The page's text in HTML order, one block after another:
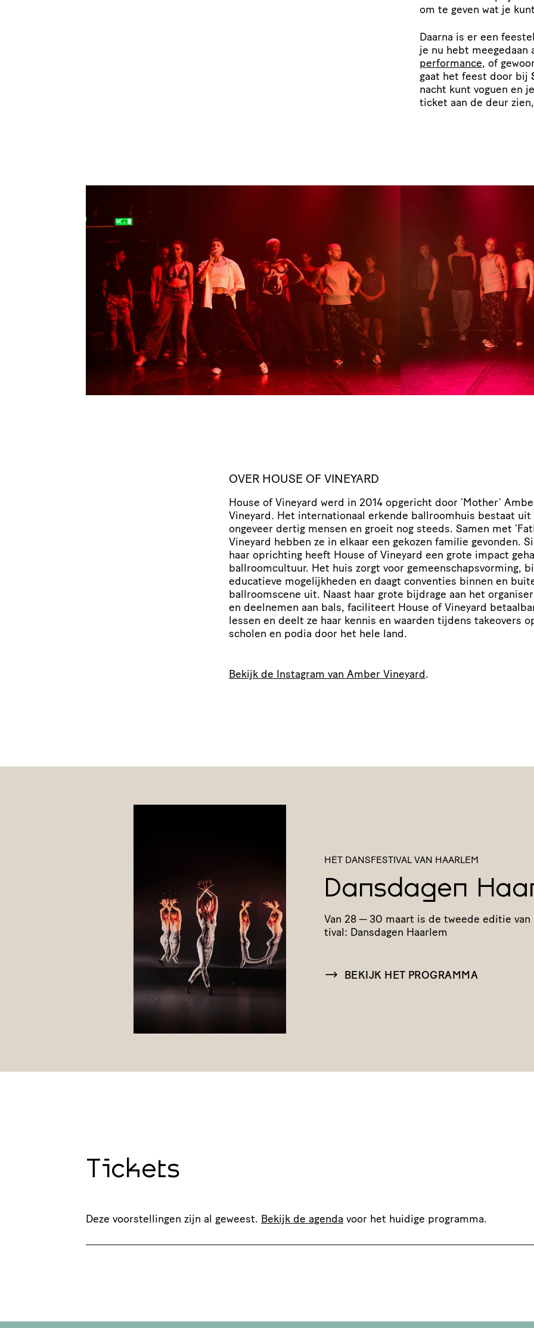
om te geven wat je
Daarna is er een
je nu hebt meegedaan
performance, of
gaat het feest door bij
nacht kunt voguen en
ticket aan de deur
OVER HOUSE OF VINEYARD
House of Vineyard werd in 2014 opgericht door ‘Mother’
Vineyard. Het inter­na­ti­o­naal erkende ball­room­huis bestaat uit
ongeveer dertig mensen en groeit nog steeds. Samen met ‘
Vineyard hebben ze in elkaar een gekozen familie gevonden.
haar oprichting heeft House of Vineyard een grote impact
ball­room­cul­tuur. Het huis zorgt voor gemeen­schaps­vor­ming,
educatieve moge­lijk­heden en daagt conventies binnen en
ball­roomscene uit. Naast haar grote bijdrage aan het
en deelnemen aan bals, faciliteert House of Vineyard
lessen en deelt ze haar kennis en waarden tijdens takeovers
scholen en podia door het hele land.
Bekijk de Instagram van Amber Vineyard.
HÉT DANSFESTIVAL VAN HAARLEM
Dansdagen
Van 28 — 30 maart is de tweede editie
tival: Dansdagen Haarlem
BEKIJK HET PROGRAMMA
Tickets
Deze voorstellingen zijn al geweest. Bekijk de agenda voor het huidige programma.